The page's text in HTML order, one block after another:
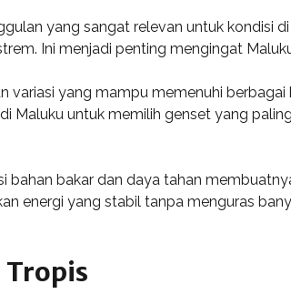
yang sangat relevan untuk kondisi
Ini menjadi penting mengingat
variasi yang mampu memenuhi
Maluku untuk memilih genset yang
bahan bakar dan daya tahan
energi yang stabil tanpa menguras
Tropis